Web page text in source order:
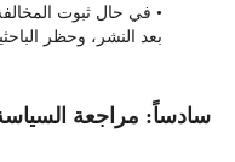
• في حال ثبوت
بعد النشر، وحظر
سادساً: مراجعة السياسة